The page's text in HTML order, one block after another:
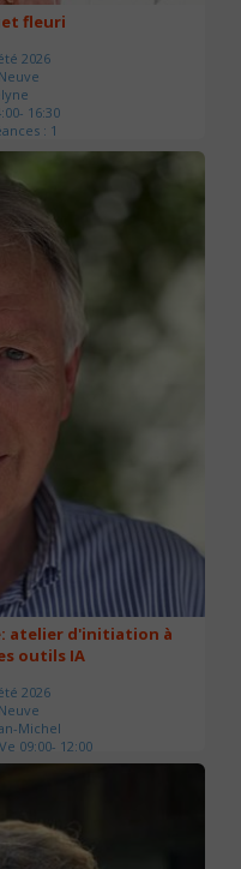
fleuri
2026
16:30
: 1
atelier d'initiation à
outils IA
2026
Michel
09:00- 12:00
: 2